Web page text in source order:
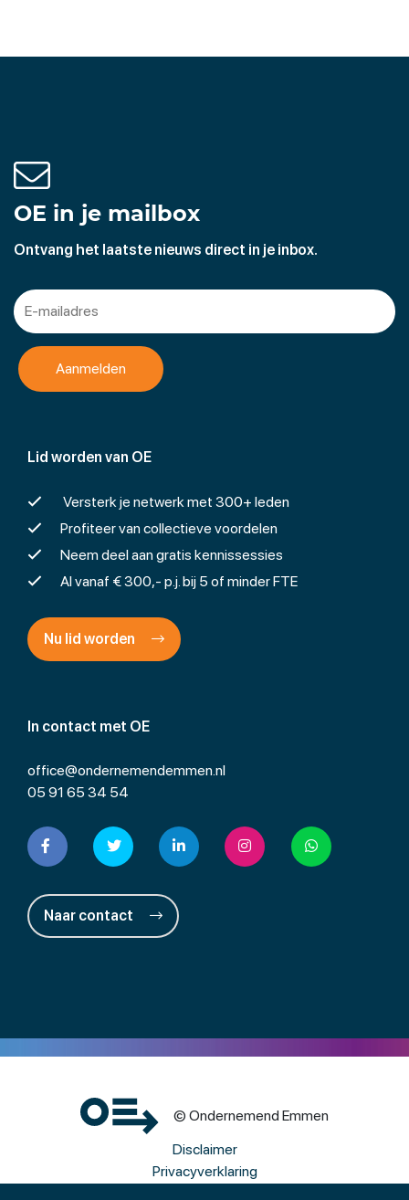
In contact met OE
office@ondernemendemmen.nl
05 91 65 34 54
Naar contact
Lid worden van OE
Versterk je netwerk met 300+ leden
Profiteer van collectieve voordelen
Neem deel aan gratis kennissessies
Al vanaf € 300,- p.j. bij 5 of minder FTE
Nu lid worden
OE in je mailbox
Ontvang het laatste nieuws direct in je inbox.
© Ondernemend Emmen
Disclaimer
Privacyverklaring